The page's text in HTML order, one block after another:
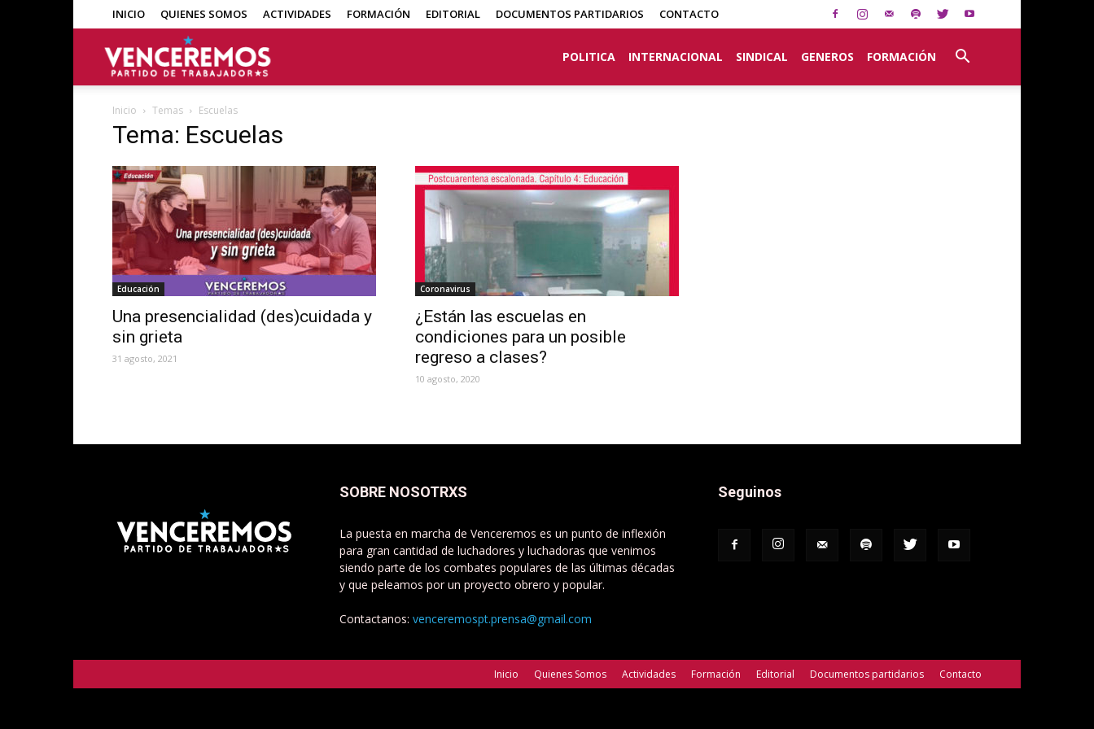
INICIO QUIENES SOMOS ACTIVIDADES FORMACIÓN EDITORIAL DOCUMENTOS PARTIDARIOS CONTACTO
POLITICA INTERNACIONAL SINDICAL GENEROS FORMACIÓN
Inicio Temas Escuelas
Tema: Escuelas
Educación
Una presencialidad (des)cuidada y
sin grieta
31 agosto, 2021
Coronavirus
¿Están las escuelas en
condiciones para un posible
regreso a clases?
10 agosto, 2020
SOBRE NOSOTRXS
La puesta en marcha de Venceremos es un punto de inflexión
para gran cantidad de luchadores y luchadoras que venimos
siendo parte de los combates populares de las últimas décadas
y que peleamos por un proyecto obrero y popular.
Contactanos: venceremospt.prensa@gmail.com
Seguinos
Inicio Quienes Somos Actividades Formación Editorial Documentos partidarios Contacto